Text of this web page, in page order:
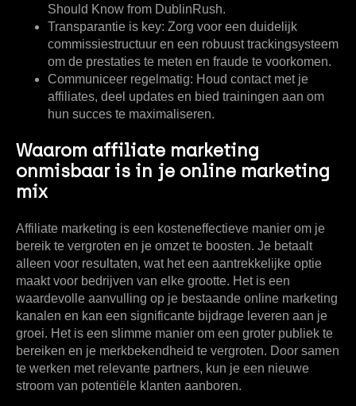
Should Know from DublinRush.
Transparantie is key: Zorg voor een duidelijk
commissiestructuur en een robuust trackingsysteem
om de prestaties te meten en fraude te voorkomen.
Communiceer regelmatig: Houd contact met je
affiliates, deel updates en bied trainingen aan om
hun succes te maximaliseren.
Waarom affiliate marketing
onmisbaar is in je online marketing
mix
Affiliate marketing is een kosteneffectieve manier om je
bereik te vergroten en je omzet te boosten. Je betaalt
alleen voor resultaten, wat het een aantrekkelijke optie
maakt voor bedrijven van elke grootte. Het is een
waardevolle aanvulling op je bestaande online marketing
kanalen en kan een significante bijdrage leveren aan je
groei. Het is een slimme manier om een groter publiek te
bereiken en je merkbekendheid te vergroten. Door samen
te werken met relevante partners, kun je een nieuwe
stroom van potentiële klanten aanboren.